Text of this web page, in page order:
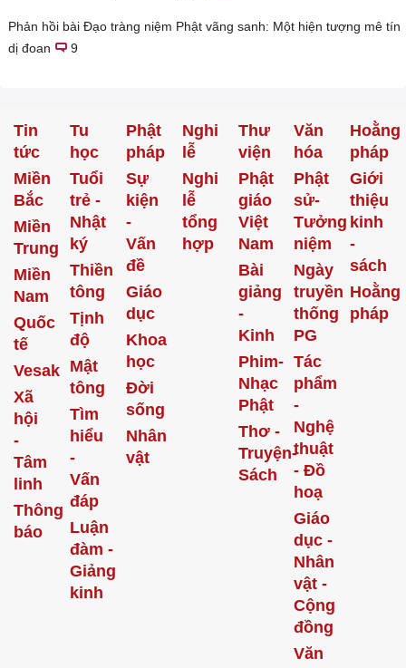
Phản hồi bài Đạo tràng niệm Phật vãng sanh: Một hiện tượng mê tín
dị đoan
9
Tin
tức
Miền
Bắc
Miền
Trung
Miền
Nam
Quốc
tế
Vesak
Xã
hội
-
Tâm
linh
Thông
báo
Tu
học
Tuổi
trẻ -
Nhật
ký
Thiền
tông
Tịnh
độ
Mật
tông
Tìm
hiểu
-
Vấn
đáp
Luận
đàm -
Giảng
kinh
Phật
pháp
Sự
kiện
-
Vấn
đề
Giáo
dục
Khoa
học
Đời
sống
Nhân
vật
Nghi
lễ
Nghi
lễ
tổng
hợp
Thư
viện
Phật
giáo
Việt
Nam
Bài
giảng
-
Kinh
Phim-
Nhạc
Phật
Thơ -
Truyện-
Sách
Văn
hóa
Phật
sử-
Tưởng
niệm
Ngày
truyền
thống
PG
Tác
phẩm
-
Nghệ
thuật
- Đồ
hoạ
Giáo
dục -
Nhân
vật -
Cộng
đồng
Văn
Hoằng
pháp
Giới
thiệu
kinh
-
sách
Hoằng
pháp